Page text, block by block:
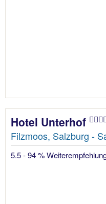
Hotel Unterhof
Filzmoos, Salzburg -
5.5 - 94 %